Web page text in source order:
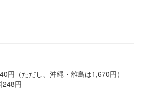
円（ただし、沖縄・離島は1,670円）
248円